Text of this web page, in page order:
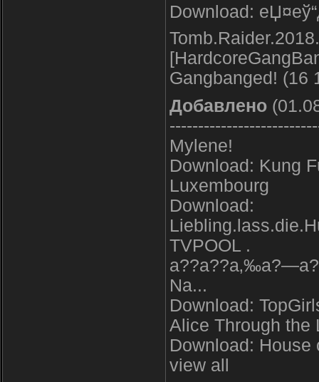
Download:
Gangbanged! (16
Добавлено
Mylene!
Download: Kung
Luxembourg
Download:
TVPOOL .
Na...
Download:
Alice Through the
Download: House
view all